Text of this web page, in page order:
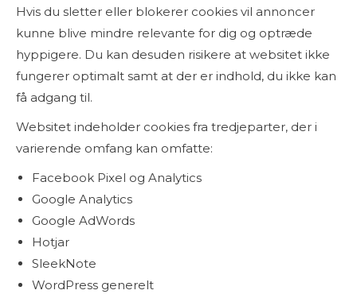
Hvis du sletter eller blokerer cookies vil annoncer
kunne blive mindre relevante for dig og optræde
hyppigere. Du kan desuden risikere at websitet ikke
fungerer optimalt samt at der er indhold, du ikke kan
få adgang til.
Websitet indeholder cookies fra tredjeparter, der i
varierende omfang kan omfatte:
Facebook Pixel og Analytics
Google Analytics
Google AdWords
Hotjar
SleekNote
WordPress generelt